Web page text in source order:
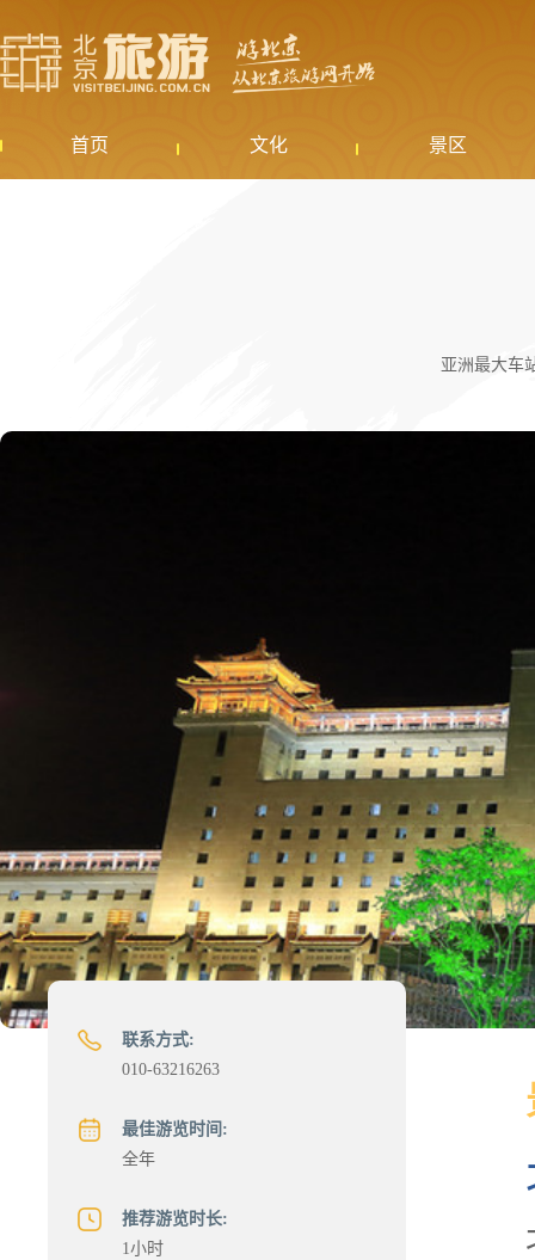
首页 文化 景区
亚洲最大车
联系方式:
010-63216263
最佳游览时间:
全年
推荐游览时长:
1小时